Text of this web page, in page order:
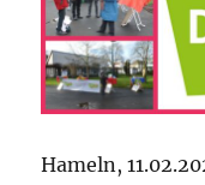
Hameln,